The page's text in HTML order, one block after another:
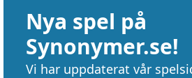
Nya spel på
Synonymer.se!
Vi har uppdaterat vår